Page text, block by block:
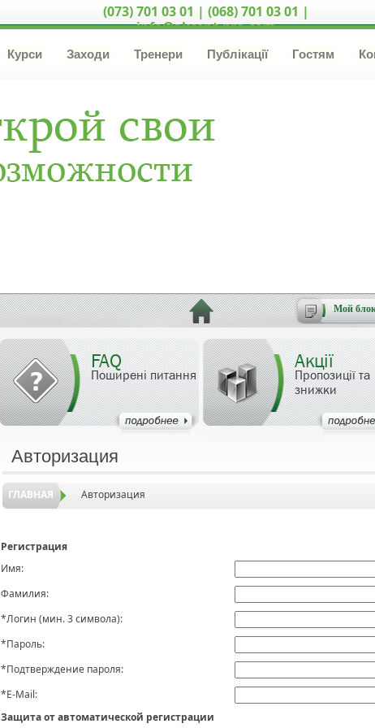
(073) 701 03 01 | (068) 701 03 01 |
info@akcent-pro.com
Курси Заходи Тренери Публікації Гостям
Мой
FAQ
Поширені питання
Акції
Пропозиції та
знижки
Авторизация
ГЛАВНАЯ Авторизация
Регистрация
Имя:
Фамилия:
*Логин (мин. 3 символа):
*Пароль:
*Подтверждение пароля:
*E-Mail:
Защита от автоматической регистрации